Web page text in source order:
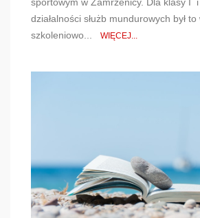
sportowym w Zamrzenicy. Dla klasy I
działalności służb mundurowych był to
szkoleniowo... WIĘCEJ...